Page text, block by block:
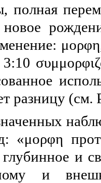
полная
разницу
«μορφη
и
и